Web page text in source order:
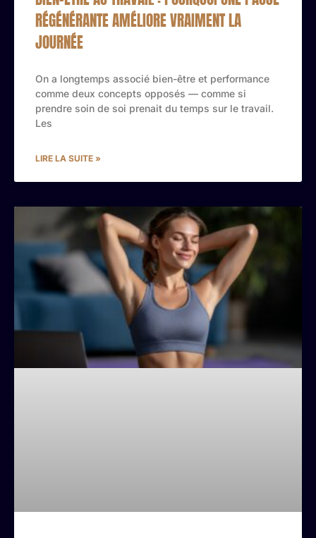
RÉGÉNÉRANTE AMÉLIORE VRAIMENT LA
JOURNÉE
On a longtemps associé bien-être et performance
comme deux concepts opposés — comme si
prendre soin de soi prenait du temps sur le travail.
Les
LIRE LA SUITE »